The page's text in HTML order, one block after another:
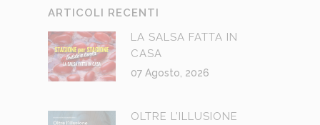
ARTICOLI RECENTI
LA SALSA FATTA IN
CASA
07 Agosto, 2026
OLTRE L’ILLUSIONE